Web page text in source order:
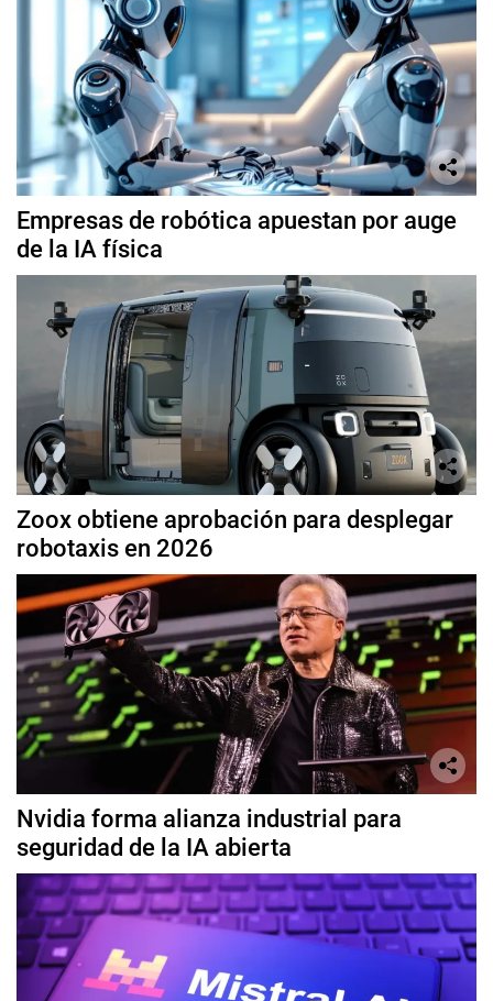
Empresas de robótica apuestan por auge
de la IA física
Zoox obtiene aprobación para desplegar
robotaxis en 2026
Nvidia forma alianza industrial para
seguridad de la IA abierta